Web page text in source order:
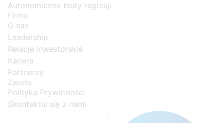
Autonomiczne testy regresji
Firma
O nas
Leadership
Relacje inwestorskie
Kariera
Partnerzy
Zasoby
Polityka Prywatności
Skontaktuj się z nami